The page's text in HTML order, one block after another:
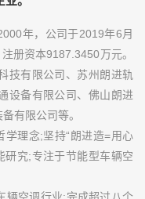
年，公司于2019年6月
册资本9187.3450万元。
技有限公司、苏州朗进轨
设备有限公司、佛山朗进
有限公司等。
学理念;坚持“朗进造=用心
研究;专注于节能型车辆空